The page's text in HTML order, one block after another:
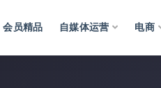
会员精品 自媒体运营 电商